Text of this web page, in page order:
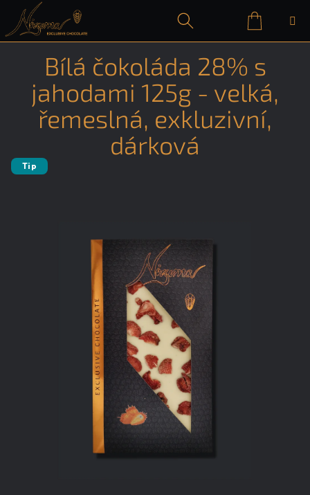
obsah
HledatPřihlášeníNákupní
košík
Bílá čokoláda 28% s
jahodami 125g - velká,
řemeslná, exkluzivní,
dárková
Tip